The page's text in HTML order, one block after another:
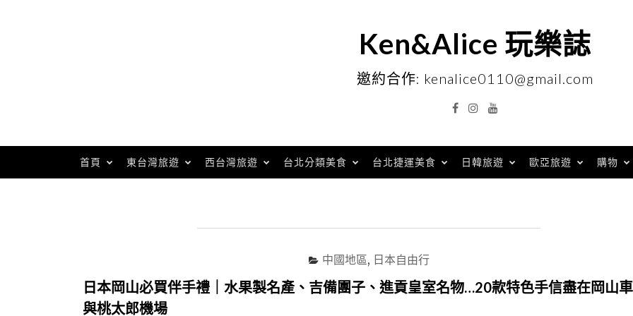
Ken&Alice 玩樂誌
邀約合作: kenalice0110@gmail.com
FacebookInstagramYouTube
首頁 東台灣旅遊 西台灣旅遊 台北分類美食 台北捷運美食 日韓旅遊 歐亞旅遊 購物
中國地區, 日本自由行
日本岡山必買伴手禮｜水果製名產、吉備團子、進貢皇室名物…20款特色手信盡在岡山
與桃太郎機場